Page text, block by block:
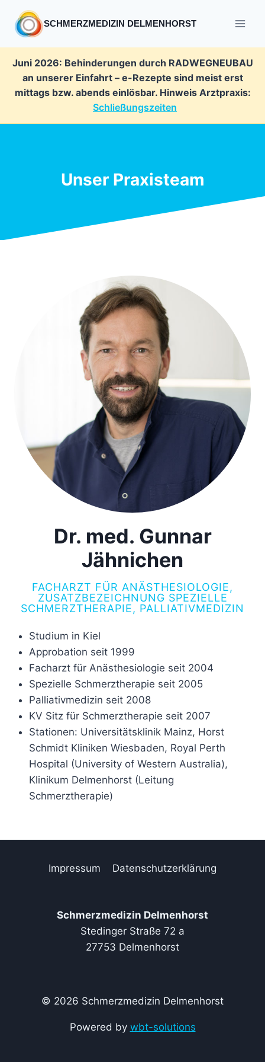
Inhalt
springen
SCHMERZMEDIZIN DELMENHORST
Juni 2026: Behinderungen durch RADWEGNEUBAU
an unserer Einfahrt – e-Rezepte sind meist erst
mittags bzw. abends einlösbar. Hinweis Arztpraxis:
Schließungszeiten
Unser Praxisteam
Dr. med. Gunnar
Jähnichen
FACHARZT FÜR ANÄSTHESIOLOGIE,
ZUSATZBEZEICHNUNG SPEZIELLE
SCHMERZTHERAPIE, PALLIATIVMEDIZIN
Studium in Kiel
Approbation seit 1999
Facharzt für Anästhesiologie seit 2004
Spezielle Schmerztherapie seit 2005
Palliativmedizin seit 2008
KV Sitz für Schmerztherapie seit 2007
Stationen: Universitätsklinik Mainz, Horst
Schmidt Kliniken Wiesbaden, Royal Perth
Hospital (University of Western Australia),
Klinikum Delmenhorst (Leitung
Schmerztherapie)
Impressum Datenschutzerklärung
Schmerzmedizin Delmenhorst
Stedinger Straße 72 a
27753 Delmenhorst
© 2026 Schmerzmedizin Delmenhorst
Powered by wbt-solutions